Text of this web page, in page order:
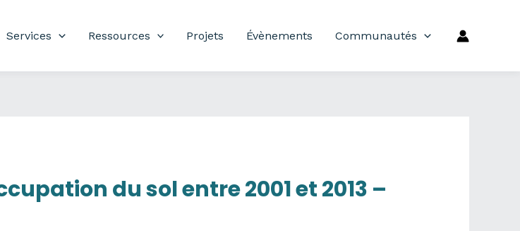
Services Ressources Projets Évènements Communautés
du sol entre 2001 et 2013 –